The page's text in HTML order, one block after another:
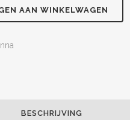
AAN WINKELWAGEN
BESCHRIJVING